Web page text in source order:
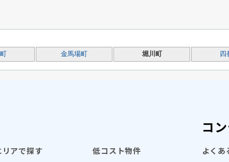
金馬場町 堀川町 四
リアで探す
低コスト物件
コ
よくあ